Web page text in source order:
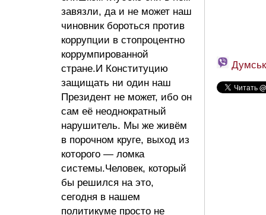
завязли, да и не может наш
чиновник бороться против
коррупции в стопроцентно
коррумпированной
стране.И Конституцию
защищать ни один наш
Президент не может, ибо он
сам её неоднократный
нарушитель. Мы же живём
в порочном круге, выход из
которого — ломка
системы.Человек, который
бы решился на это,
сегодня в нашем
политикуме просто не